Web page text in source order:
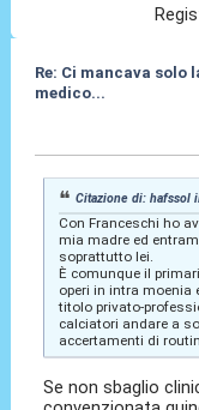
Re: Ci mancava
medico...
Citazione di: hafssol
Con Franceschi ho
mia madre ed
soprattutto lei.
È comunque il
operi in intra moenia
titolo privato-
calciatori andare a
accertamenti di
Se non sbaglio